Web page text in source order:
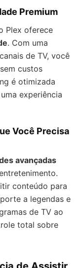
Premium
Plex oferece
. Com uma
de TV, você
custos
é otimizada
experiência
Você Precisa
avançadas
conteúdo para
a legendas e
de TV ao
total sobre